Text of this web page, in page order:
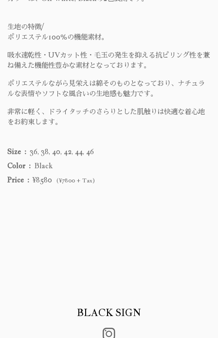
生地の特徴/
ポリエステル100％の機能素材。
吸水速乾性・UVカット性・毛玉の発生を抑える抗ピリング性を兼
ね備えた機能性豊かな素材となっております。
ポリエステルながら見栄えは綿そのものとなっており、ナチュラ
ルな表情やソフトな風合いの生地感も魅力です。
非常に軽く、ドライタッチのさらりとした肌触りは快適な着心地
をお約束します。
Size
36, 38, 40, 42, 44, 46
Color
Black
Price
¥8580 (¥7800 + Tax)
BLACK SIGN